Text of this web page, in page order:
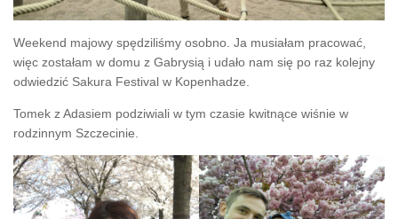
Weekend majowy spędziliśmy osobno. Ja musiałam pracować,
więc zostałam w domu z Gabrysią i udało nam się po raz kolejny
odwiedzić Sakura Festival w Kopenhadze.
Tomek z Adasiem podziwiali w tym czasie kwitnące wiśnie w
rodzinnym Szczecinie.